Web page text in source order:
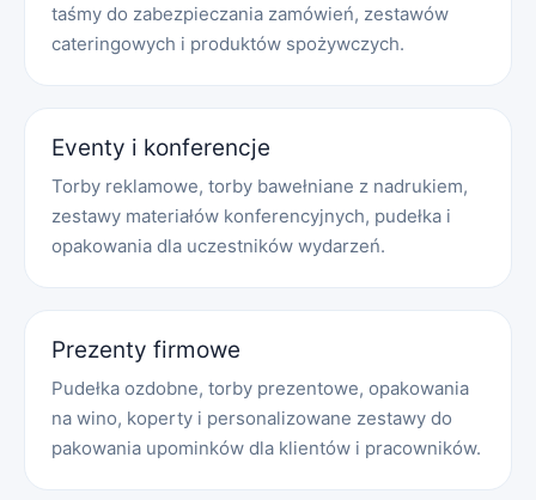
taśmy do zabezpieczania zamówień, zestawów
cateringowych i produktów spożywczych.
Eventy i konferencje
Torby reklamowe, torby bawełniane z nadrukiem,
zestawy materiałów konferencyjnych, pudełka i
opakowania dla uczestników wydarzeń.
Prezenty firmowe
Pudełka ozdobne, torby prezentowe, opakowania
na wino, koperty i personalizowane zestawy do
pakowania upominków dla klientów i pracowników.